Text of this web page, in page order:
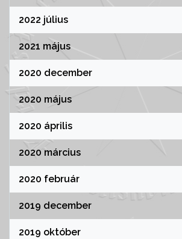
2022 július
2021 május
2020 december
2020 május
2020 április
2020 március
2020 február
2019 december
2019 október